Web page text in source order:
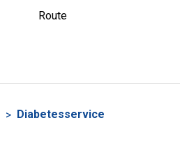
Route
Diabetesservice